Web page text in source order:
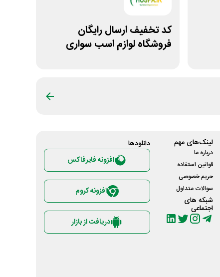
کد تخفیف ارسال رایگان
فروشگاه لوازم اسب سواری
لینک‌های مهم
درباره ما
قوانین استفاده
حریم خصوصی
سوالات متداول
شبکه های
اجتماعی
دانلود‌ها
افزونه فایرفاکس
افزونه کروم
دریافت از بازار